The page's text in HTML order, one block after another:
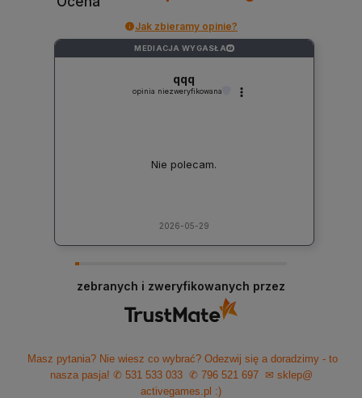
Jak zbieramy opinie?
MEDIACJA WYGASŁA ?
qqq
opinia niezweryfikowana
Nie polecam.
2026-05-29
zebranych i zweryfikowanych przez
Masz pytania? Nie wiesz co wybrać? Odezwij się a doradzimy - to
nasza pasja! ✆ 531 533 033 ✆ 796 521 697
✉ sklep@
activegames.pl :)